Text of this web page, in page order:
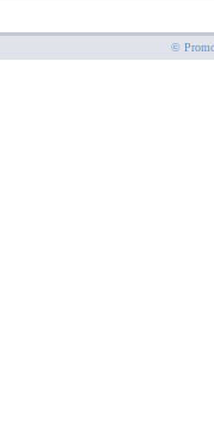
©